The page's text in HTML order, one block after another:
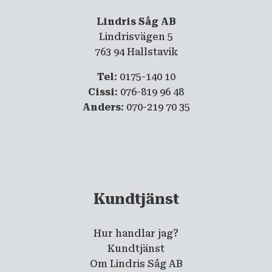
Lindris Såg AB
Lindrisvägen 5
763 94 Hallstavik
Tel: 0175-140 10
Cissi: 076-819 96 48
Anders: 070-219 70 35
Kundtjänst
Hur handlar jag?
Kundtjänst
Om Lindris Såg AB